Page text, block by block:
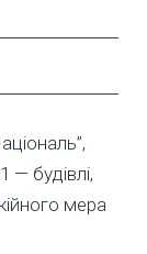
— будівлі,
мера